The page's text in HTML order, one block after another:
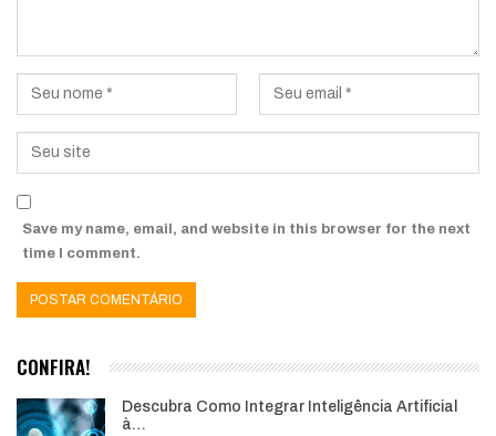
Save my name, email, and website in this browser for the next
time I comment.
CONFIRA!
Descubra Como Integrar Inteligência Artificial
à…